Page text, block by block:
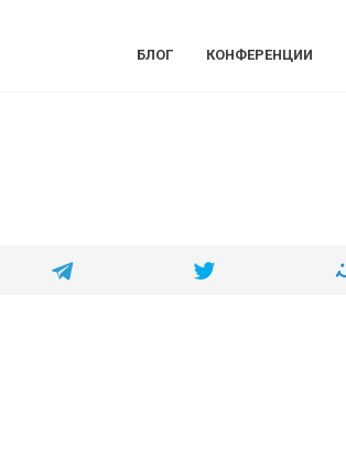
БЛОГ КОНФЕРЕНЦИИ